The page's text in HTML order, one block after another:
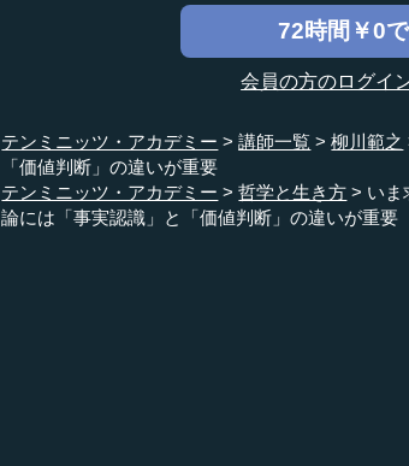
72時間￥0
会員の方のログイ
テンミニッツ・アカデミー 講師一覧 柳川範之
「価値判断」の違いが重要
テンミニッツ・アカデミー
哲学と生き方 いま
論には「事実認識」と「価値判断」の違いが重要